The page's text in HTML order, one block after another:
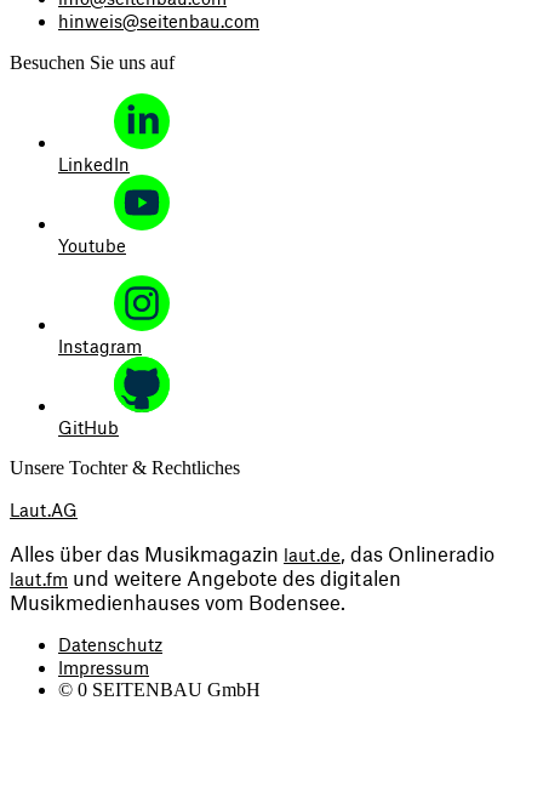
hinweis@seitenbau.com
Besuchen Sie uns auf
LinkedIn
Youtube
Instagram
GitHub
Unsere Tochter & Rechtliches
Laut.AG
Alles über das Musikmagazin laut.de
laut.fm und weitere Angebote des digitalen
Musikmedienhauses vom Bodensee.
Datenschutz
Impressum
© 0 SEITENBAU GmbH